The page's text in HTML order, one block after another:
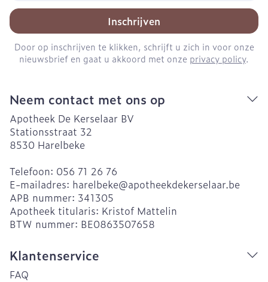
Inschrijven
Door op inschrijven te klikken, schrijft u zich in voor onze
nieuwsbrief en gaat u akkoord met onze privacy policy.
Neem contact met ons op
Apotheek De Kerselaar BV
Stationsstraat 32
8530 Harelbeke
Telefoon: 056 71 26 76
E-mailadres: harelbeke@apotheekdekerselaar.be
APB nummer: 341305
Apotheek titularis: Kristof Mattelin
BTW nummer: BE0863507658
Klantenservice
FAQ